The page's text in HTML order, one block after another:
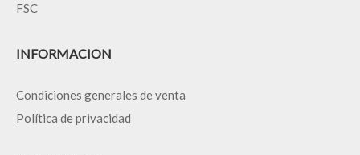
FSC
INFORMACION
Condiciones generales de venta
Política de privacidad